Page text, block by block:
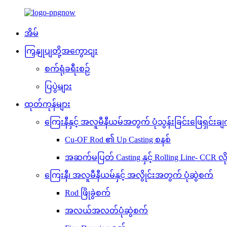
အိမ်
ကြှနျုပျတို့အကွောငျး
စက်ရုံခရီးစဉ်
ပြပွဲများ
ထုတ်ကုန်များ
ကြေးနီနှင့် အလူမီနီယမ်အတွက် ပုံသွန်းခြင်းဖြေရှင်းခ
Cu-OF Rod ၏ Up Casting စနစ်
အဆက်မပြတ် Casting နှင့် Rolling Line- CCR လို
ကြေးနီ၊ အလူမီနီယမ်နှင့် အလွိုင်းအတွက် ပုံဆွဲစက်
Rod ဖြိုခွဲစက်
အလယ်အလတ်ပုံဆွဲစက်